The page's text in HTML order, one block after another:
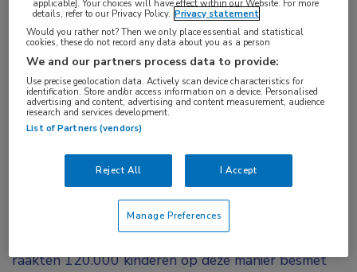
De breed neutraliserende antilichamen (bNAb’s)
CAP256V2LS en VRC07-523LS zijn beide veilig
gebleken bij neonaten.1Deze resultaten
ondersteunen verder onderzoek naar
behandelingen op basis van antilichamen om
verticale transmissie van hiv via de moedermelk
te voorkomen.
In gebieden met een hoge hiv-prevalentie blijft
verticale transmissie een ernstig probleem: in 2024
raakten 120.000 kinderen op deze manier besmet
applicable]. Your choices will have effect within our Website. For more
details, refer to our Privacy Policy. Privacy statement
Would you rather not? Then we only place essential and statistical
cookies, these do not record any data about you as a person
We and our partners process data to provide:
Use precise geolocation data. Actively scan device characteristics for
identification. Store and/or access information on a device. Personalised
advertising and content, advertising and content measurement, audience
research and services development.
List of Partners (vendors)
Reject All I Accept
Manage Preferences